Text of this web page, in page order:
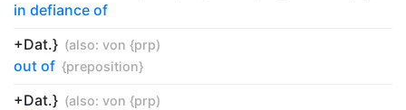
in defiance of
+Dat.} (also: von {prp)
out of {preposition}
+Dat.} (also: von {prp)